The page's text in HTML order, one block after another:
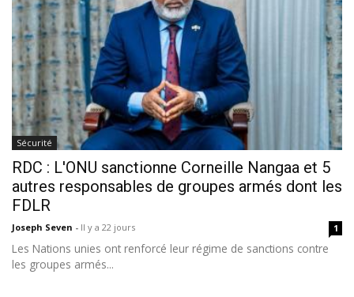
Sécurité
RDC : L'ONU sanctionne Corneille Nangaa et 5
autres responsables de groupes armés dont les
FDLR
Joseph Seven - Il y a 22 jours 1
Les Nations unies ont renforcé leur régime de sanctions contre
les groupes armés...